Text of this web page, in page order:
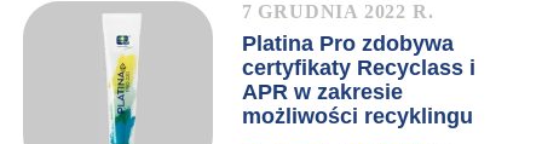
7 GRUDNIA 2022 R.
Platina Pro zdobywa
certyfikaty Recyclass i
APR w zakresie
możliwości recyklingu